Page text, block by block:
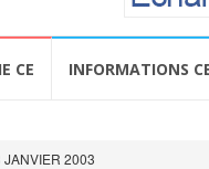
CE INFORMATIONS
JANVIER 2003